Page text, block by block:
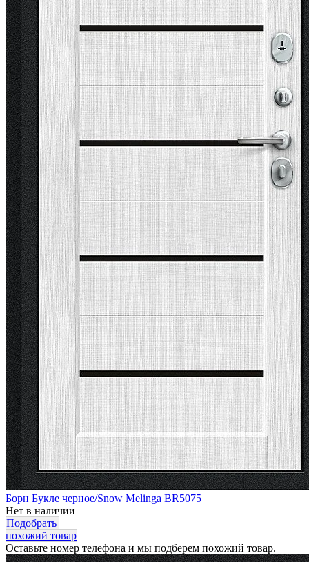
Борн Букле черное/Snow Melinga BR5075
Нет в наличии
Подобрать
похожий товар
Оставьте номер телефона и мы подберем похожий товар.